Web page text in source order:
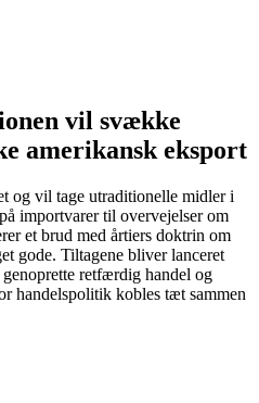
vil svække
amerikansk eksport
og vil tage utraditionelle midler i
importvarer til overvejelser om
et brud med årtiers doktrin om
gode. Tiltagene bliver lanceret
retfærdig handel og
handelspolitik kobles tæt sammen